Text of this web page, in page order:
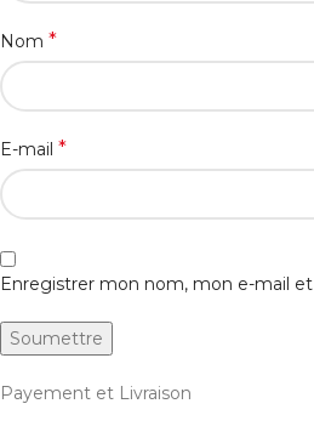
Nom *
E-mail *
Enregistrer mon nom, mon e-mail
Payement et Livraison